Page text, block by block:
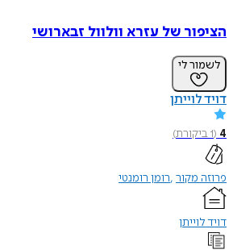
הציפור של עזרא וולוול זבארושי
לשמור לי
דויד לוייתן
4
(
1ביקורת)
פרוזה מקור רומן רומנטי
דויד לוייתן